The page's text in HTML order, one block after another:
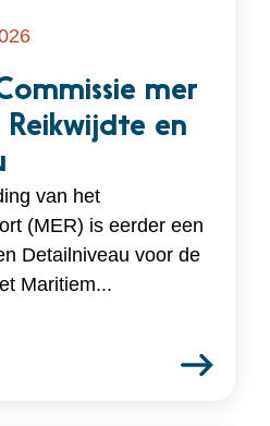
mer
en
van het
(MER) is eerder een
Detailniveau voor de
Maritiem...